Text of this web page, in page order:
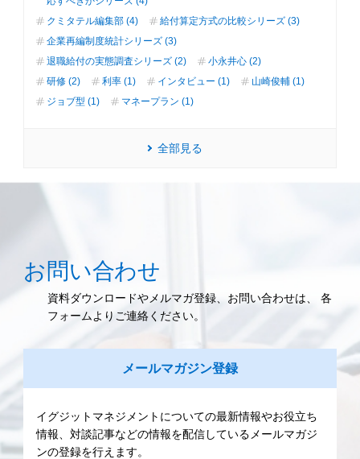
クミタテル編集部 (4)
給付算定方式の比較シリーズ (3)
企業再編制度統計シリーズ (3)
退職給付の実態調査シリーズ (2)
小永井心 (2)
研修 (2)
利率 (1) インタビュー (1)
山崎俊輔 (1)
ジョブ型 (1)
マネープラン (1)
全部見る
お問い合わせ
資料ダウンロードやメルマガ登録、お問い合わせは、 各
フォームよりご連絡ください。
メールマガジン登録
イグジットマネジメントについての最新情報やお役立ち
情報、対談記事などの情報を配信しているメールマガジ
ンの登録を行えます。